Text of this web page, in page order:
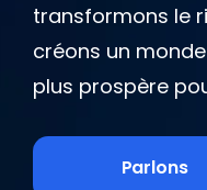
transformons le
créons un
plus prospère
Parlons